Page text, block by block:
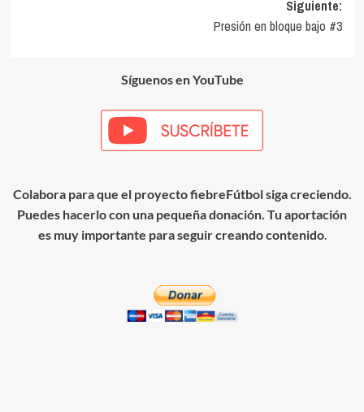
Siguiente:
Presión en bloque bajo #3
Síguenos en YouTube
Colabora para que el proyecto fiebreFútbol siga creciendo.
Puedes hacerlo con una pequeña donación. Tu aportación
es muy importante para seguir creando contenido.